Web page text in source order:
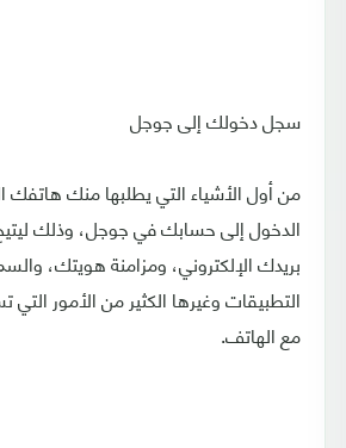
سجل دخولك إلى جوجل
من أول الأشياء التي يطلبها منك
الدخول إلى حسابك في جوجل، وذلك
بريدك الإلكتروني، ومزامنة هويتك،
التطبيقات وغيرها الكثير من الأمور
مع الهاتف.